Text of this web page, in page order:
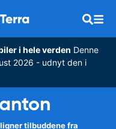
i hele verden Denne
2026 - udnyt den i
tilbuddene fra